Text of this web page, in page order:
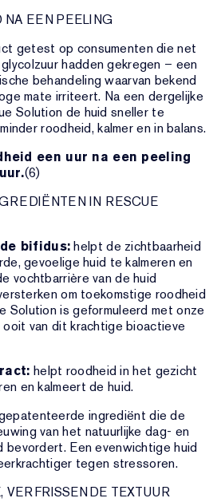
EEN PEELING
getest op consumenten die net
hadden gekregen – een
behandeling waarvan bekend
mate irriteert. Na een dergelijke
Solution de huid sneller te
roodheid, kalmer en in balans.
een uur na een peeling
(6)
IN RESCUE
bifidus:helpt de zichtbaarheid
gevoelige huid te kalmeren en
vochtbarrière van de huid
om toekomstige roodheid
Solution is geformuleerd met onze
van dit krachtige bioactieve
helpt roodheid in het gezicht
en kalmeert de huid.
ingrediënt die de
van het natuurlijke dag- en
bevordert. Een evenwichtige huid
tegen stressoren.
VERFRISSENDE TEXTUUR